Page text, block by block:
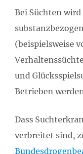
Bei Süchten
(beispielsweise
und
Betrieben
Dass
verbreitet sind,